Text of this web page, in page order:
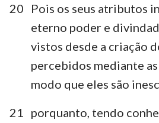
20
Pois os seus atributos
eterno poder e
vistos desde a criação
percebidos mediante
modo que eles são
21
porquanto, tendo